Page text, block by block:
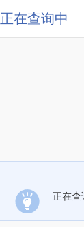
正在查询中
正在查